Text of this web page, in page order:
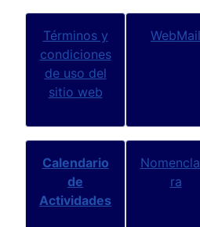
Términos y
condiciones
de uso del
sitio web
WebMail
Calendario
de
Actividades
ra